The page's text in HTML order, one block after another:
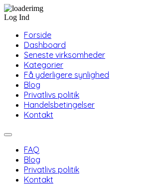
Log Ind
Forside
Dashboard
Seneste virksomheder
Kategorier
Få yderligere synlighed
Blog
Privatlivs politik
Handelsbetingelser
Kontakt
FAQ
Blog
Privatlivs politik
Kontakt